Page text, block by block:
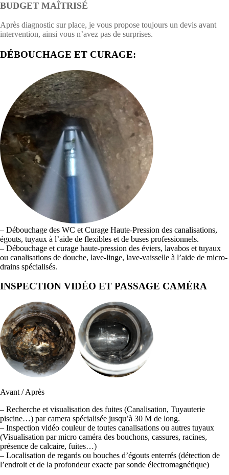
BUDGET MAÎTRISÉ
Après diagnostic sur place, je vous propose toujours un devis avant
intervention, ainsi vous n’avez pas de surprises.
DÉBOUCHAGE ET CURAGE:
– Débouchage des WC et Curage Haute-Pression des canalisations,
égouts, tuyaux à l’aide de flexibles et de buses professionnels.
– Débouchage et curage haute-pression des éviers, lavabos et tuyaux
ou canalisations de douche, lave-linge, lave-vaisselle à l’aide de micro-
drains spécialisés.
INSPECTION VIDÉO ET PASSAGE CAMÉRA
Avant / Après
– Recherche et visualisation des fuites (Canalisation, Tuyauterie
piscine…) par camera spécialisée jusqu’à 30 M de long.
– Inspection vidéo couleur de toutes canalisations ou autres tuyaux
(Visualisation par micro caméra des bouchons, cassures, racines,
présence de calcaire, fuites…)
– Localisation de regards ou bouches d’égouts enterrés (détection de
l’endroit et de la profondeur exacte par sonde électromagnétique)